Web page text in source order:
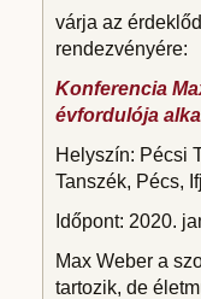
várja az
rendezvényére:
Konferencia
évfordulója
Helyszín: Pécsi
Tanszék, Pécs,
Időpont: 2020.
Max Weber a
tartozik, de